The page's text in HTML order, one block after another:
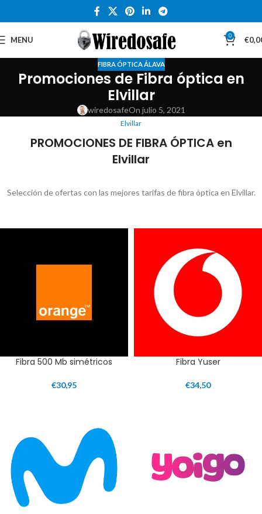
MENU 0 €
FIBRA ÓPTICA ÁLAVA
Promociones de Fibra óptica en
Elvillar
wiredosafeOn julio 5, 2021
Elvillar
PROMOCIONES DE FIBRA ÓPTICA en
Elvillar
Selección de ofertas con las mejores tarifas de fibra óptica en Elvillar.
Fibra 500 Mb simétricos
€30,95
Fibra Yuser
€34,50